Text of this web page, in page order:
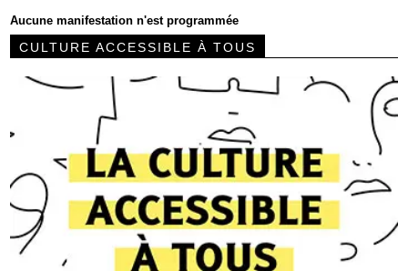
Aucune manifestation n'est programmée
CULTURE ACCESSIBLE À TOUS